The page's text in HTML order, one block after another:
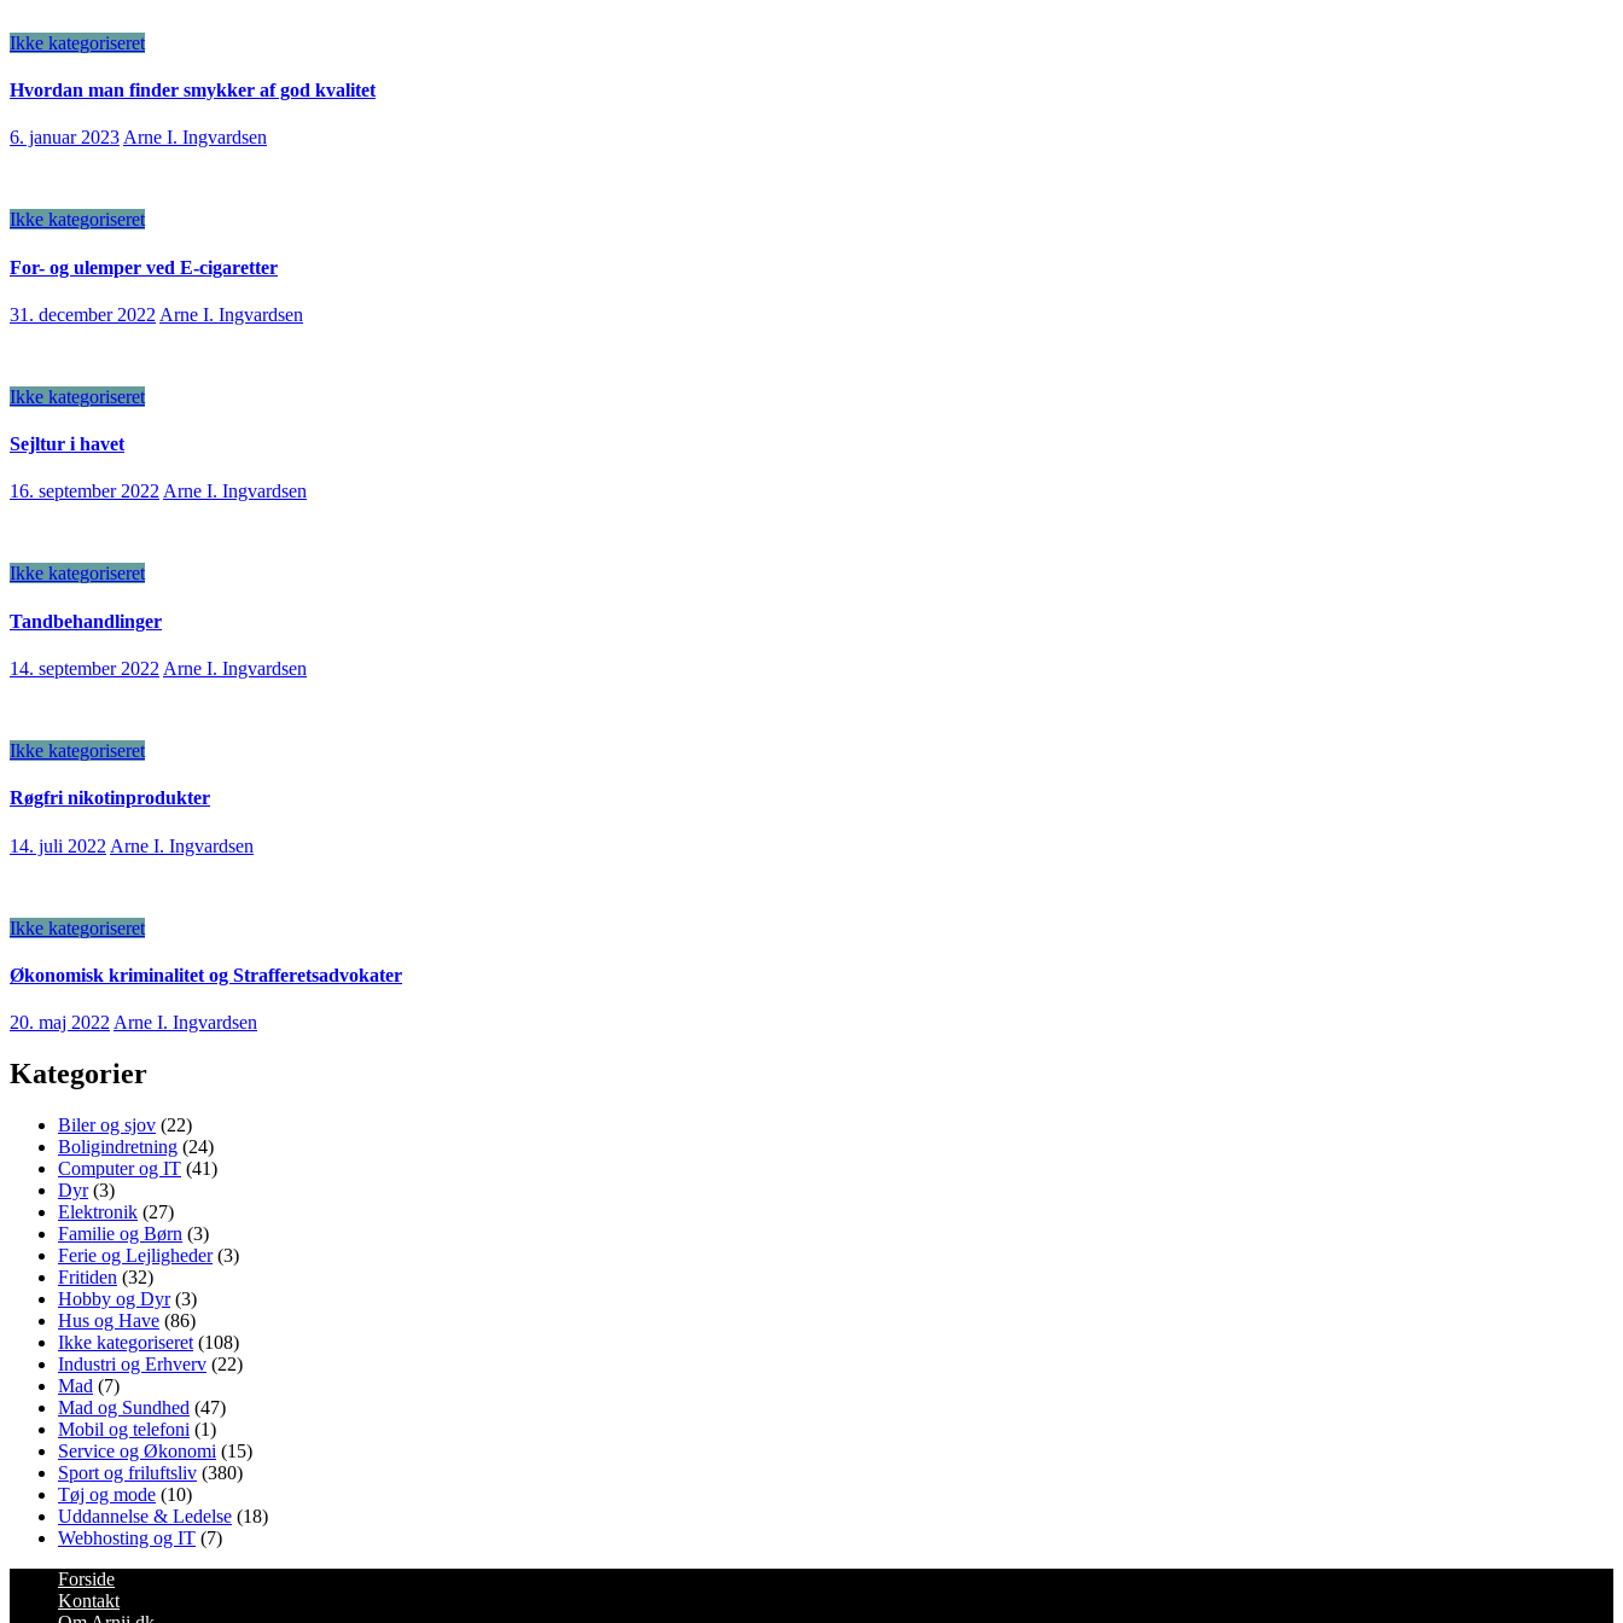
Ikke kategoriseret
Hvordan man finder smykker af god kvalitet
6. januar 2023Arne I. Ingvardsen
Ikke kategoriseret
For- og ulemper ved E-cigaretter
31. december 2022 Arne I. Ingvardsen
Ikke kategoriseret
Sejltur i havet
16. september 2022Arne I. Ingvardsen
Ikke kategoriseret
Tandbehandlinger
14. september 2022 Arne I. Ingvardsen
Ikke kategoriseret
Røgfri nikotinprodukter
14. juli 2022 Arne I. Ingvardsen
Ikke kategoriseret
Økonomisk kriminalitet og Strafferetsadvokater
20. maj 2022 Arne I. Ingvardsen
Kategorier
Biler og sjov (22)
Boligindretning (24)
Computer og IT (41)
Dyr(3)
Elektronik (27)
Familie og Børn (3)
Ferie og Lejligheder(3)
Fritiden (32)
Hobby og Dyr(3)
Hus og Have (86)
Ikke kategoriseret (108)
Industri og Erhverv (22)
Mad (7)
Mad og Sundhed (47)
Mobil og telefoni (1)
Service og Økonomi (15)
Sport og friluftsliv (380)
Tøj og mode (10)
Uddannelse & Ledelse (18)
Webhosting og IT (7)
Forside
Kontakt